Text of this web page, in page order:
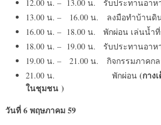
12.00 น. – 13.00 น. รับประทานอาห
13.00 น. – 16.00 น. ลงมือทำบ้านดิ
16.00 น. – 18.00 น. พักผ่อน เล่นน้ำ
18.00 น. – 19.00 น. รับประทานอาห
19.00 น. – 21.00 น. กิจกรรมภาคก
21.00 น. พักผ่อน (กาง
ในชุมชน)
วันที่6 พฤษภาคม 59